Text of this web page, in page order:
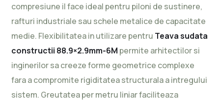
compresiune il face ideal pentru piloni de sustinere,
rafturi industriale sau schele metalice de capacitate
medie. Flexibilitatea in utilizare pentru Teava sudata
constructii 88.9×2.9mm-6M permite arhitectilor si
inginerilor sa creeze forme geometrice complexe
fara a compromite rigiditatea structurala a intregului
sistem. Greutatea per metru liniar faciliteaza